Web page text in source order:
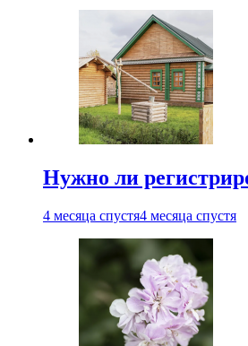
Нужно ли
4 месяца спустя4 месяца спустя